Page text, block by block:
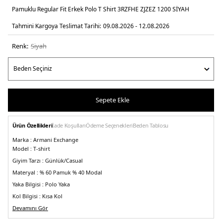
Pamuklu Regular Fit Erkek Polo T Shirt 3RZFHE ZJZEZ 1200 SİYAH
Tahmini Kargoya Teslimat Tarihi: 09.08.2026 - 12.08.2026
Renk: si̇yah
Sepete Ekle
Ürün Özellikleriİade KoşullarıÖdeme SeçenekleriBeden Tablosu
Marka : Armani Exchange
Model : T-shirt
Giyim Tarzı : Günlük/Casual
Materyal : % 60 Pamuk % 40 Modal
Yaka Bilgisi : Polo Yaka
Kol Bilgisi : Kısa Kol
Kalıp Bilgisi :Regular Fit
Devamını Gör